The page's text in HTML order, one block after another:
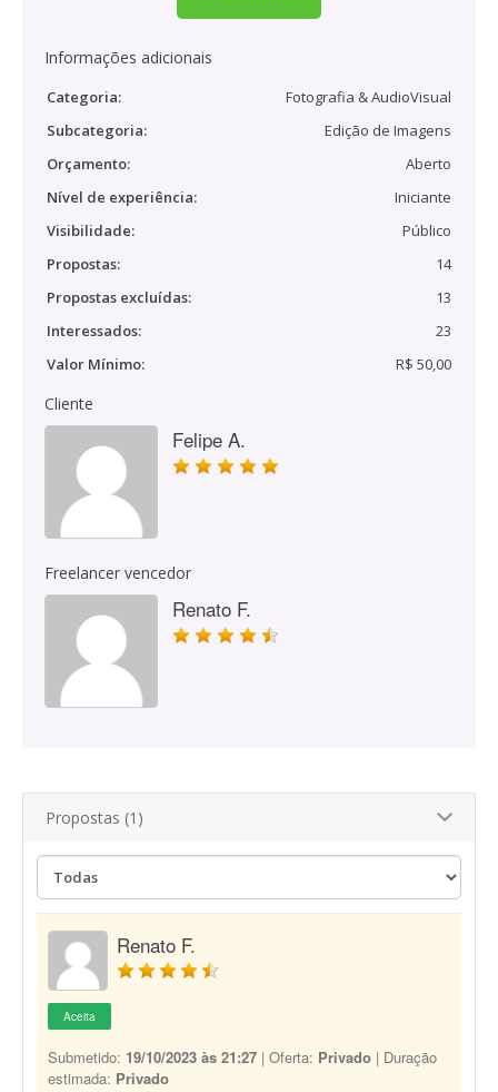
Informações adicionais
Categoria:
Fotografia & AudioVisual
Subcategoria:
Edição de Imagens
Orçamento:
Aberto
Nível de experiência:
Iniciante
Visibilidade:
Público
Propostas:
14
Propostas excluídas:
13
Interessados:
23
Valor Mínimo:
R$ 50,00
Cliente
Felipe A.
Freelancer vencedor
Renato F.
Propostas (1)
Renato F.
Aceita
Submetido: 19/10/2023 às 21:27 | Oferta: Privado | Duração
estimada: Privado